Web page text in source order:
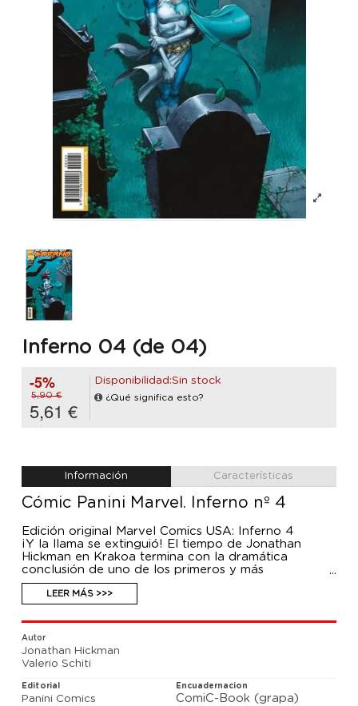
Inferno 04 (de 04)
-5%
5,90 €
5,61 €
Disponibilidad:Sin stock
¿Qué significa esto?
Información Características
Cómic Panini Marvel. Inferno nº 4
Edición original Marvel Comics USA: Inferno 4
¡Y la llama se extinguió! El tiempo de Jonathan
Hickman en Krakoa termina con la dramática
conclusión de uno de los primeros y más
importantes misterios que aportó a la Franquicia
Mutante. Valerio Schiti regresa al dibujo para ayudar
a derribar uno de los cimientos de toda una era.
LEER MÁS >>>
Autor
Jonathan Hickman
Valerio Schiti
Editorial
Panini Comics
Encuadernacion
ComiC-Book (grapa)